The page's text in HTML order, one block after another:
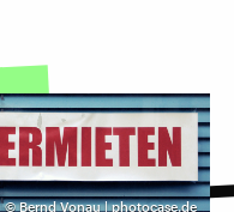
©Bernd Vonau | photocase.de